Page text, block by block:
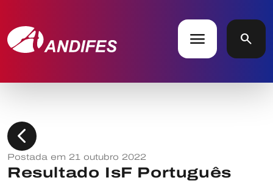
menu search
chevron_left
Postada em 21 outubro 2022
Resultado IsF Português